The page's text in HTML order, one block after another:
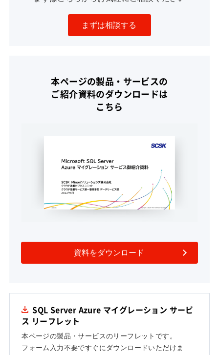
まずは相談する
本ページの製品・サービスの
ご紹介資料のダウンロードは
こちら
資料をダウンロード
SQL Server Azure マイグレーション サービ
ス リーフレット
本ページの製品・サービスのリーフレットです。
フォーム入力不要ですぐにダウンロードいただけま